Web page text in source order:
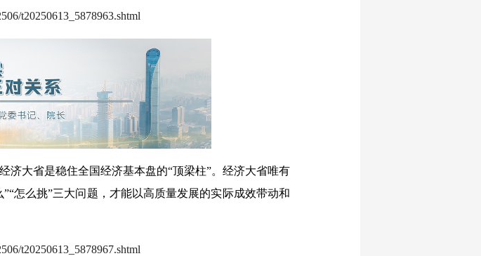
t20250613_5878963.shtml
大省是稳住全国经济基本盘的“顶梁柱”。经济大省唯有
怎么挑”三大问题，才能以高质量发展的实际成效带动和
t20250613_5878967.shtml